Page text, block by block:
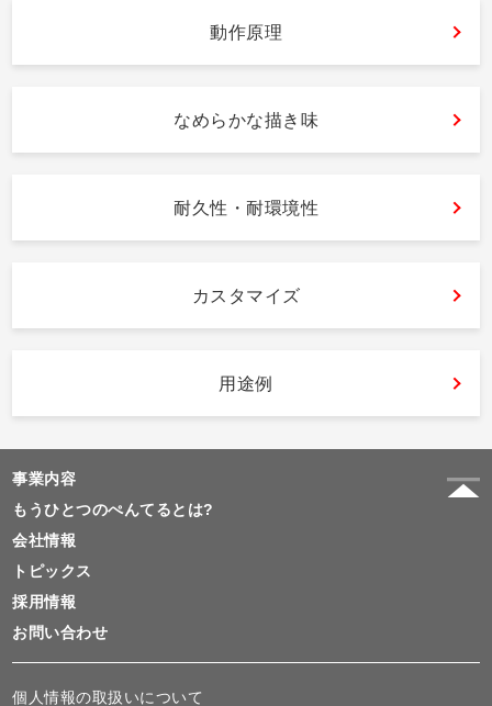
動作原理
なめらかな描き味
耐久性・耐環境性
カスタマイズ
用途例
事業内容
もうひとつのぺんてるとは?
会社情報
トピックス
採用情報
お問い合わせ
個人情報の取扱いについて